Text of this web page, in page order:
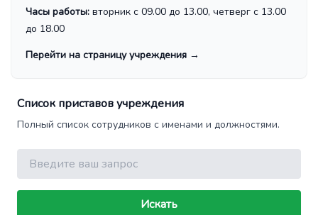
Часы работы: вторник с 09.00 до 13.00, четверг с 13.00
до 18.00
Перейти на страницу учреждения →
Список приставов учреждения
Полный список сотрудников с именами и должностями.
Поиск
Искать